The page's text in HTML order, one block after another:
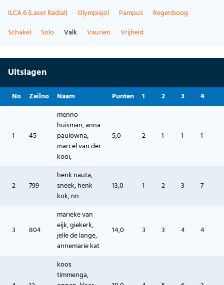
ILCA 6 (Laser Radial)
Olympiajol Pampus
Regenboog
Schakel
Solo Valk Vaurien Vrijheid
Uitslagen
No Zeilno Naam Punten 1 2 3 4
1 45
menno
huisman, anna
paulowna,
marcel van der
kooi, -
5,0 2 1 1 1
2 799
henk nauta,
sneek, henk
kok, nn
13,0 1 2 3 7
3 804
marieke van
eijk, giekerk,
jelle de lange,
annemarie kat
14,0 3 3 4 4
koos
timmenga,